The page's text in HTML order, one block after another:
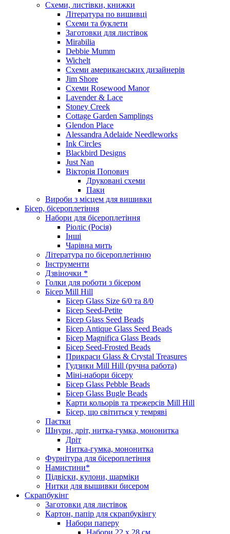
Схеми, листівки, книжки
Література по вишивці
Схеми та буклети
Заготовки для листівок
Mirabilia
Debbie Mumm
Wichelt
Схеми американських дизайнерів
Jim Shore
Cхеми Rosewood Manor
Lavender & Lace
Stoney Creek
Cottage Garden Samplings
Glendon Place
Alessandra Adelaide Needleworks
Ink Circles
Blackbird Designs
Just Nan
Вікторія Попович
Друковані схеми
Паки
Вироби з місцем для вишивки
Бісер, бісероплетіння
Набори для бісероплетіння
Ріоліс (Росія)
Інші
Чарівна мить
Література по бісероплетінню
Інструменти
Дзвіночки *
Голки для роботи з бісером
Бісер Mill Hill
Бісер Glass Size 6/0 та 8/0
Бісер Seed-Petite
Бісер Glass Seed Beads
Бісер Antique Glass Seed Beads
Бісер Magnifica Glass Beads
Бісер Seed-Frosted Beads
Прикраси Glass & Crystal Treasures
Гудзики Mill Hill (ручна работа)
Міні-набори бісеру
Бісер Glass Pebble Beads
Бісер Glass Bugle Beads
Карти кольорів та трежерсів Mill Hill
Бісер, що світиться у темряві
Паєтки
Шнури, дріт, нитка-гумка, мононитка
Дріт
Нитка-гумка, мононитка
Фурнітура для бісероплетіння
Намистини*
Підвіски, кулони, шарміки
Нитки для вышивки бисером
Скрапбукінг
Заготовки для листівок
Картон, папір для скрапбукінгу
Набори паперу
Набори 22 х 28 см